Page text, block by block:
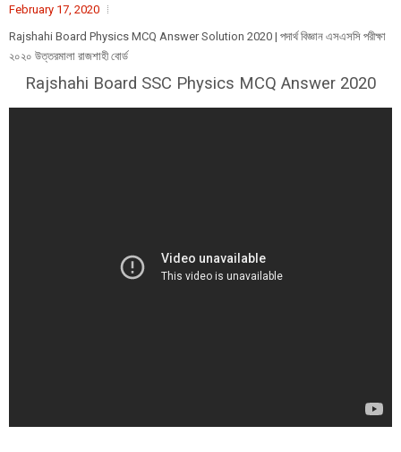
February 17, 2020
Rajshahi Board Physics MCQ Answer Solution 2020 | পদার্থ বিজ্ঞান এসএসসি পরীক্ষা
২০২০ উত্তরমালা রাজশাহী বোর্ড
Rajshahi Board SSC Physics MCQ Answer 2020